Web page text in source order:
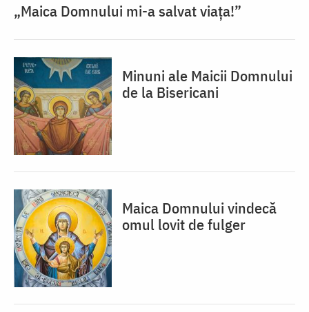
„Maica Domnului mi-a salvat viața!”
Minuni ale Maicii Domnului
de la Bisericani
Maica Domnului vindecă
omul lovit de fulger